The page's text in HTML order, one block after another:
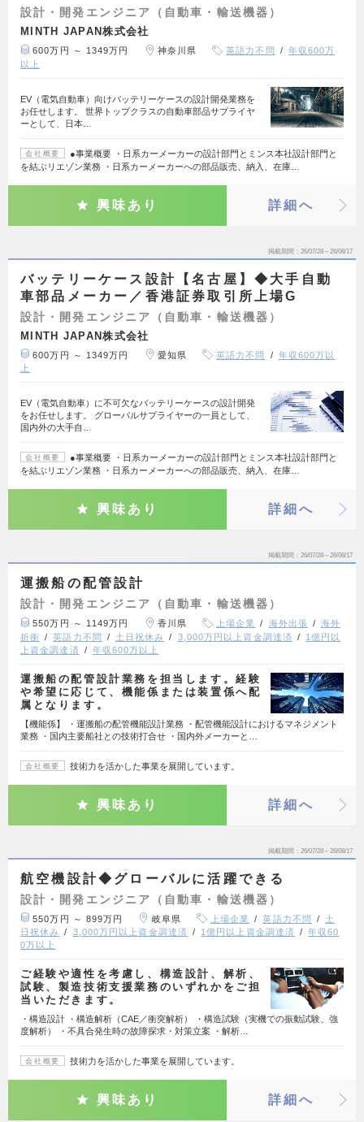
設計・開発エンジニア（自動車・輸送機器）
MINTH JAPAN株式会社
600万円 ～ 1349万円 神奈川県 英語力不問
年収600万
以上
EV（電気自動車）向けバッテリーケースの設計開発業務を
お任せします。 世界トップクラスの自動車部品サプライヤ
ーとして、日本…
会社概要
●事業概要 ・日系カーメーカーの設計部門とミンス本社設計部門と
を結ぶリエゾン業務 ・日系カーメーカーへの部品販売、納入、在庫…
興味あり 詳細へ
掲載期間 26/07/28～26/08/17
バッテリーケース設計【名古屋】◆大手自動
車部品メーカー／香港証券取引所上場G
設計・開発エンジニア（自動車・輸送機器）
MINTH JAPAN株式会社
600万円 ～ 1349万円 愛知県 英語力不問
年収600万以
上
EV（電気自動車）に不可欠なバッテリーケースの設計開発
をお任せします。 グローバルサプライヤーの一員として、
国内外の大手自…
会社概要
●事業概要 ・日系カーメーカーの設計部門とミンス本社設計部門と
を結ぶリエゾン業務 ・日系カーメーカーへの部品販売、納入、在庫…
興味あり 詳細へ
掲載期間 26/07/28～26/08/17
運搬船の配管設計
設計・開発エンジニア（自動車・輸送機器）
550万円 ～ 1149万円 香川県 上場企業 海外出張
海外
折衝
英語力不問 土日祝休み 3,000万円以上資金調達済
1億円以
上資金調達済
年収600万以上
運搬船の配管設計業務を担当します。経験
や希望に応じて、機能係または装置係へ配
属となります。
【機能係】 ・運搬船の配管機能設計業務 ・配管機能設計におけるマネジメント
業務 ・国内主要船社との技術打合せ ・国内外メーカーと…
会社概要 技術力を活かした事業を展開しています。
興味あり 詳細へ
掲載期間 26/07/28～26/08/17
航空機設計◆グローバルに活躍できる
設計・開発エンジニア（自動車・輸送機器）
550万円 ～ 899万円 岐阜県 上場企業 英語力不問
土
日祝休み
3,000万円以上資金調達済 1億円以上資金調達済
年収60
0万以上
ご経験や適性を考慮し、構造設計、解析、
試験、製造技術支援業務のいずれかをご担
当いただきます。
・構造設計 ・構造解析（CAE／衝突解析） ・構造試験（実機での振動試験、強
度解析） ・不具合発生時の故障探求・対策立案 ・解析…
会社概要 技術力を活かした事業を展開しています。
興味あり 詳細へ